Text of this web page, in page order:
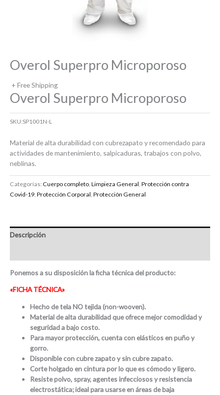
Overol Superpro Microporoso
+ Free Shipping
Overol Superpro Microporoso
SKU:SP1001N-L
Material de alta durabilidad con cubrezapato y recomendado para
actividades de mantenimiento, salpicaduras, trabajos con polvo,
neblinas.
Categorías:Cuerpo completo Limpieza General Protección contra
Covid-19 Protección Corporal Protección General
Descripción
Ponemos a su disposición la ficha técnica del producto:
«FICHA TÉCNICA»
Hecho de tela NO tejida (non-wooven).
Material de alta durabilidad que ofrece mejor comodidad y
seguridad a bajo costo.
Para mayor protección, cuenta con elásticos en puño y
gorro.
Disponible con cubre zapato y sin cubre zapato.
Corte holgado en cintura por lo que es cómodo y ligero.
Resiste polvo, spray, agentes infecciosos y resistencia
electrostática; ideal para usarse en áreas de baja